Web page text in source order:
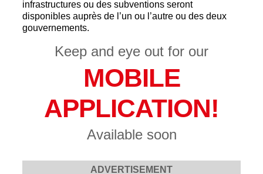
infrastructures ou des subventions seront
disponibles auprès de l’un ou l’autre ou des deux
gouvernements.
Keep and eye out for our
MOBILE
APPLICATION!
Available soon
ADVERTISEMENT